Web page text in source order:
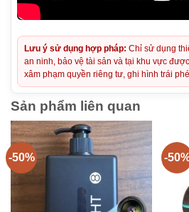
Lưu ý sử dụng hợp pháp: Chỉ sử dụng
an ninh, bảo vệ tài sản và tại khu vực
xâm phạm quyền riêng tư, ghi hình trái
Sản phẩm liên quan
-50% -